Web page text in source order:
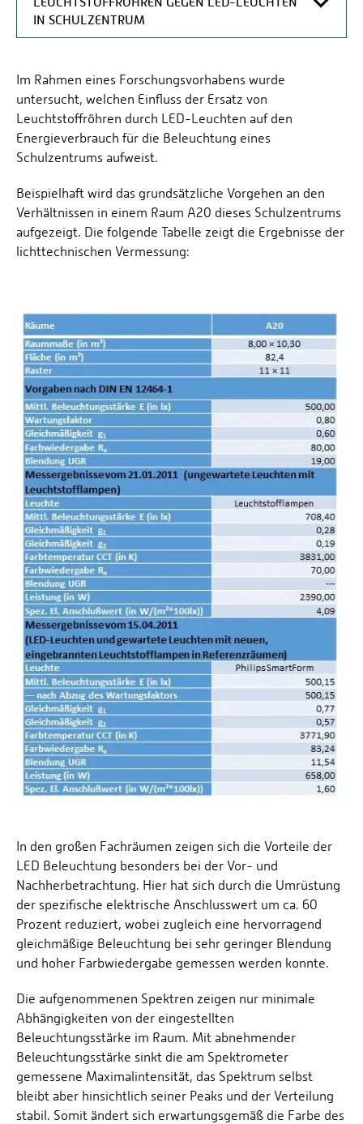
IN SCHULZENTRUM
SCHULZENTRUM
Im Rahmen eines Forschungsvorhabens wurde
untersucht, welchen Einfluss der Ersatz von
Leuchtstoffröhren durch LED-Leuchten auf den
Energieverbrauch für die Beleuchtung eines
Schulzentrums aufweist.
Beispielhaft wird das grundsätzliche Vorgehen an den
Verhältnissen in einem Raum A20 dieses Schulzentrums
aufgezeigt. Die folgende Tabelle zeigt die Ergebnisse der
lichttechnischen Vermessung:
In den großen Fachräumen zeigen sich die Vorteile der
LED Beleuchtung besonders bei der Vor- und
Nachherbetrachtung. Hier hat sich durch die Umrüstung
der spezifische elektrische Anschlusswert um ca. 60
Prozent reduziert, wobei zugleich eine hervorragend
gleichmäßige Beleuchtung bei sehr geringer Blendung
und hoher Farbwiedergabe gemessen werden konnte.
Die aufgenommenen Spektren zeigen nur minimale
Abhängigkeiten von der eingestellten
Beleuchtungsstärke im Raum. Mit abnehmender
Beleuchtungsstärke sinkt die am Spektrometer
gemessene Maximalintensität, das Spektrum selbst
bleibt aber hinsichtlich seiner Peaks und der Verteilung
stabil. Somit ändert sich erwartungsgemäß die Farbe des